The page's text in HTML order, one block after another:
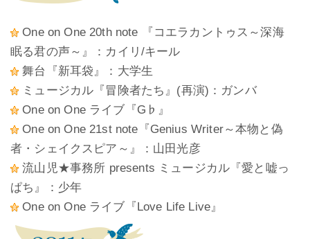
One on One 20th note 『コエラカントゥス～深海
眠る君の声～』：カイリ/キール
舞台『新耳袋』：大学生
ミュージカル『冒険者たち』(再演)：ガンバ
One on One ライブ『G♭』
One on One 21st note『Genius Writer～本物と偽
者・シェイクスピア～』：山田光彦
流山児★事務所 presents ミュージカル『愛と嘘っ
ぱち』：少年
One on One ライブ『Love Life Live』